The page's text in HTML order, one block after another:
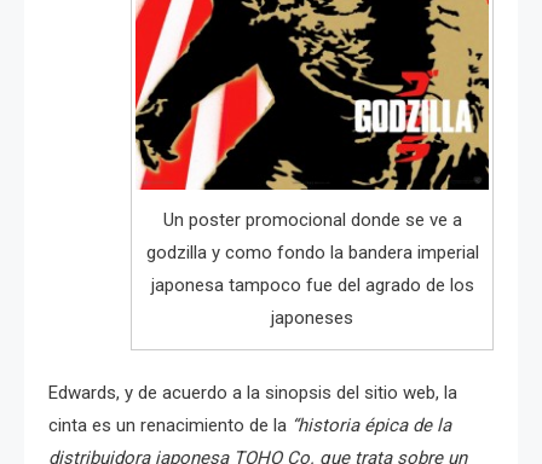
Un poster promocional donde se ve a
godzilla y como fondo la bandera imperial
japonesa tampoco fue del agrado de los
japoneses
Edwards, y de acuerdo a la sinopsis del sitio web, la
cinta es un renacimiento de la “historia épica de la
distribuidora japonesa TOHO Co. que trata sobre un